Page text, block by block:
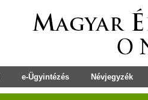
e-Ügyintézés Névjegyzék